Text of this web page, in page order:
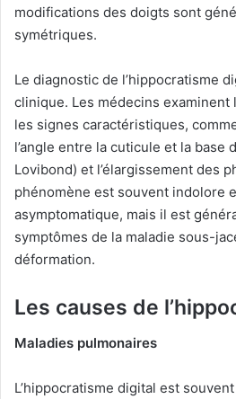
modifications des doigts sont
symétriques.
Le diagnostic de l’hippocratisme
clinique. Les médecins
les signes caractéristiques,
l’angle entre la cuticule et la base
Lovibond) et l’élargissement des
phénomène est souvent indolore
asymptomatique, mais il est
symptômes de la maladie sous-
déformation.
Les causes de
Maladies pulmonaires
L’hippocratisme digital est